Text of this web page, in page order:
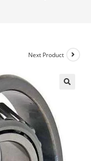
Next Product